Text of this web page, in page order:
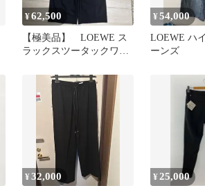
¥62,500
【極美品】 LOEWE ス
ラックスツータックワイ
¥54,000
LOEWE ハ
ーンズ
¥32,000 ¥ 25,000